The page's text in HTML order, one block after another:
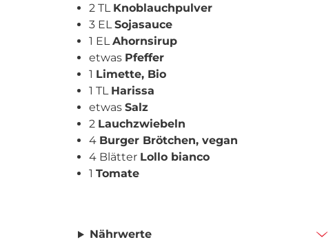
2 TL Knoblauchpulver
3 ELSojasauce
1 ELAhornsirup
etwas Pfeffer
1 Limette, Bio
1 TL Harissa
etwas Salz
2 Lauchzwiebeln
4 Burger Brötchen, vegan
4 Blätter Lollo bianco
1 Tomate
Nährwerte